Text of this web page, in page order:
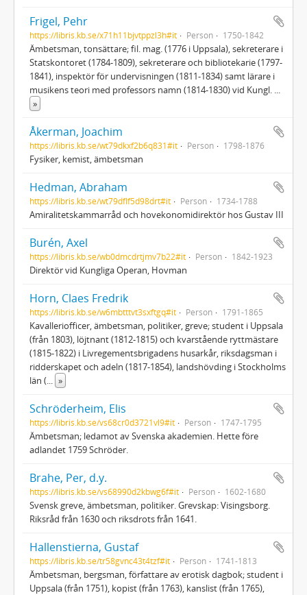
Frigel, Pehr
https://libris.kb.se/x71h11bjvtppzl3h#it Person 1750-1842
Ämbetsman, tonsättare; fil. mag. (1776 i Uppsala), sekreterare i
Statskontoret (1784-1809), sekreterare och bibliotekarie (1797-
1841), inspektör för undervisningen (1811-1834) samt lärare i
musikens teori med professors namn (1814-1830) vid Kungl. ...
»
Åkerman, Joachim
https://libris.kb.se/wt79dkxf2b6q831#it Person 1798-1876
Fysiker, kemist, ämbetsman
Hedman, Abraham
https://libris.kb.se/wt79dflf5d98drt#it Person 1734-1788
Amiralitetskammarråd och hovekonomidirektör hos Gustav III
Burén, Axel
https://libris.kb.se/wb0dmcdrtjmv7b22#it Person 1842-1923
Direktör vid Kungliga Operan, Hovman
Horn, Claes Fredrik
https://libris.kb.se/w6mbtttvt3sxftgq#it Person 1791-1865
Kavalleriofficer, ämbetsman, politiker, greve; student i Uppsala
(från 1803), löjtnant (1812-1815) och kvarstående ryttmästare
(1815-1822) i Livregementsbrigadens husarkår, riksdagsman i
ridderskapet och adeln (1817-1854), landshövding i Stockholms
län (... »
Schröderheim, Elis
https://libris.kb.se/vs68cr0d3721vl9#it Person 1747-1795
Ämbetsman; ledamot av Svenska akademien. Hette före
adlandet 1759 Schröder.
Brahe, Per, d.y.
https://libris.kb.se/vs68990d2kbwg6f#it Person 1602-1680
Svensk greve, ämbetsman, politiker. Grevskap: Visingsborg.
Riksråd från 1630 och riksdrots från 1641.
Hallenstierna, Gustaf
https://libris.kb.se/tr58gvnc43t4tzf#it Person 1741-1813
Ämbetsman, bergsman, författare av erotisk dagbok; student i
Uppsala (från 1751), kopist (från 1763), kanslist (från 1765),